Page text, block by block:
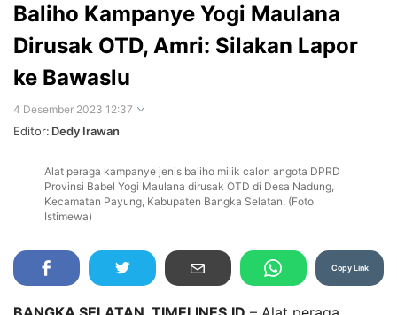
Baliho Kampanye Yogi Maulana
Dirusak OTD, Amri: Silakan Lapor
ke Bawaslu
4 Desember 2023 12:37
Editor: Dedy Irawan
Perbesar
Alat peraga kampanye jenis baliho milik calon angota DPRD
Provinsi Babel Yogi Maulana dirusak OTD di Desa Nadung,
Kecamatan Payung, Kabupaten Bangka Selatan. (Foto
Istimewa)
Copy Link